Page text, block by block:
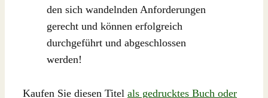
den sich wandelnden Anforderungen
gerecht und können erfolgreich
durchgeführt und abgeschlossen
werden!
Kaufen Sie diesen Titel als gedrucktes Buch oder